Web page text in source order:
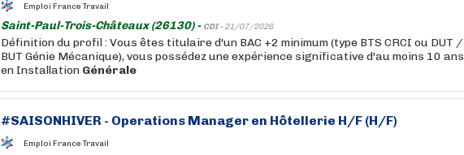
Emploi France Travail
Saint-Paul-Trois-Châteaux (26130) - CDI - 21/07/2026
Définition du profil : Vous êtes titulaire d'un BAC +2 minimum (type BTS CRCI ou DUT /
BUT Génie Mécanique), vous possédez une expérience significative d'au moins 10 ans
en Installation Générale
#SAISONHIVER - Operations Manager en Hôtellerie H/F (H/F)
Emploi France Travail